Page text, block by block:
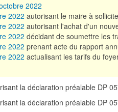
2022
2022 autorisant le maire à
2022 autorisant l'achat d'un
2022 décidant de soumettre les
2022 prenant acte du rapport
2022 actualisant les tarifs du
la déclaration préalable DP
la déclaration préalable DP